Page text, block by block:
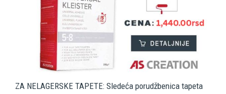
ZA NELAGERSKE TAPETE: Sledeća porudžbenica tapeta